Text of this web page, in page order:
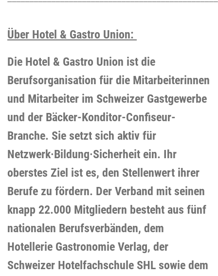
Über Hotel & Gastro Union:
Die Hotel & Gastro Union ist die
Berufsorganisation für die Mitarbeiterinnen
und Mitarbeiter im Schweizer Gastgewerbe
und der Bäcker-Konditor-Confiseur-
Branche. Sie setzt sich aktiv für
Netzwerk·Bildung·Sicherheit ein. Ihr
oberstes Ziel ist es, den Stellenwert ihrer
Berufe zu fördern. Der Verband mit seinen
knapp 22.000 Mitgliedern besteht aus fünf
nationalen Berufsverbänden, dem
Hotellerie Gastronomie Verlag, der
Schweizer Hotelfachschule SHL sowie dem